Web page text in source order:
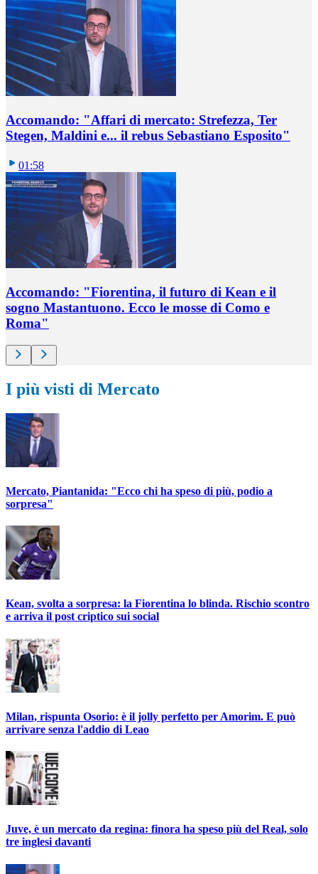
Accomando: "Affari di mercato: Strefezza, Ter
Stegen, Maldini e... il rebus Sebastiano Esposito"
01:58
Accomando: "Fiorentina, il futuro di Kean e il
sogno Mastantuono. Ecco le mosse di Como e
Roma"
I più visti di Mercato
Mercato, Piantanida: "Ecco chi ha speso di più, podio a
sorpresa"
Kean, svolta a sorpresa: la Fiorentina lo blinda. Rischio scontro
e arriva il post criptico sui social
Milan, rispunta Osorio: è il jolly perfetto per Amorim. E può
arrivare senza l'addio di Leao
Juve, è un mercato da regina: finora ha speso più del Real, solo
tre inglesi davanti